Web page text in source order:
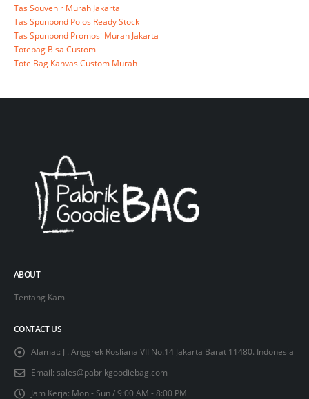
Tas Souvenir Murah Jakarta
Tas Spunbond Polos Ready Stock
Tas Spunbond Promosi Murah Jakarta
Totebag Bisa Custom
Tote Bag Kanvas Custom Murah
ABOUT
Tentang Kami
CONTACT US
Alamat: Jl. Anggrek Rosliana VII No.14 Jakarta Barat 11480. Indonesia
Email: sales@pabrikgoodiebag.com
Jam Kerja: Mon - Sun / 9:00 AM - 8:00 PM